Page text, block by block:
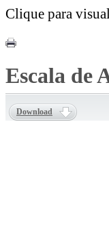
Clique para
Escala de
Download